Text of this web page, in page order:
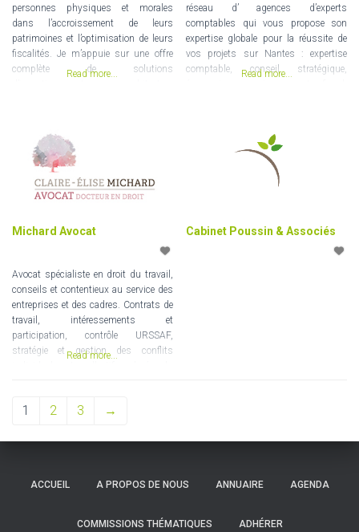
personnes physiques et morales
dans l’accroissement de leurs
patrimoines et l’optimisation de leurs
fiscalités. Je m’appuie sur une offre
complète de solutions
valeurs et m’engage à travailler dans
l’intérêt des investisseurs avec
respect et
Read more...
réseau d’ agences d’experts
comptables qui vous propose son
expertise globale pour la réussite de
vos projets sur Nantes : expertise
comptable, conseil stratégique,
plus de 4 300 clients en suivi
comptable et les accompagne dans la
Read more...
Michard Avocat
Avocat spécialiste en droit du travail,
conseils et contentieux au service des
entreprises et des cadres. Contrats de
travail, intéressements et
participation, contrôle URSSAF,
stratégie et gestion des conflits
Read more...
Cabinet Poussin & Associés
1 2 3 →
ACCUEIL A PROPOS DE NOUS ANNUAIRE AGENDA
COMMISSIONS THÉMATIQUES ADHÉRER